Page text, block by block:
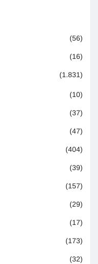
(56)
(16)
(1.831)
(10)
(37)
(47)
(404)
(39)
(157)
(29)
(17)
(173)
(32)